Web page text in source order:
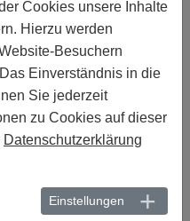
SCHWULE IN
ZU
SEXUELLER
Cookies unsere Inhalte
Hierzu werden
Besuchern
Einverständnis in die
Sie jederzeit
zu Cookies auf dieser
Datenschutzerklärung
Einstellungen